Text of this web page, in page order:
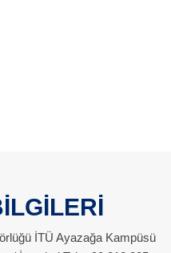
İTÜ Ayazağa Kampüsü